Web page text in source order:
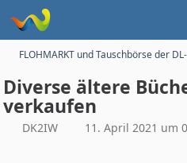
FLOHMARKT und Tauschbörse der
Diverse ältere
verkaufen
DK2IW 11. April 2021 um